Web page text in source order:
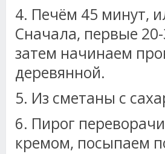
4. Печём 45 минут,
Сначала, первые
затем начинаем
деревянной.
5. Из сметаны с
6. Пирог
кремом, посыпаем